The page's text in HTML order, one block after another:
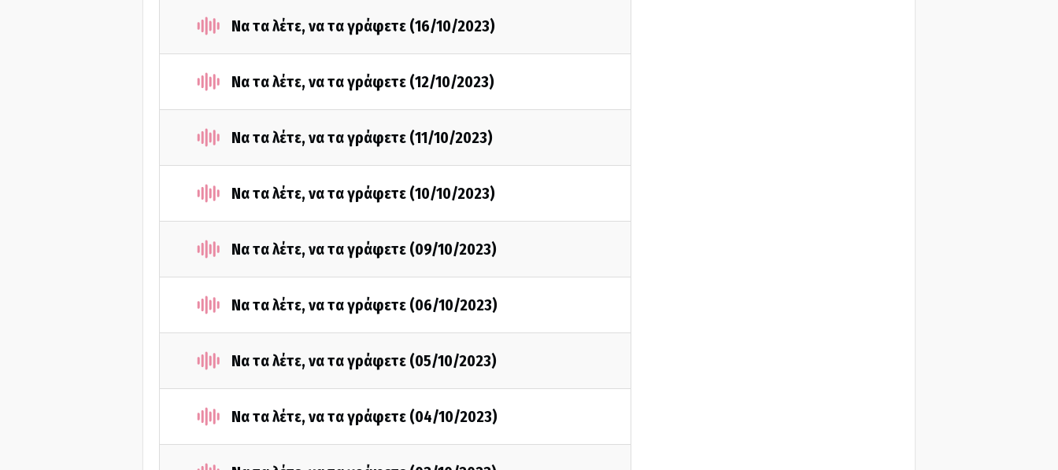
Να τα λέτε, να τα γράφετε (16/10/2023)
Να τα λέτε, να τα γράφετε (12/10/2023)
Να τα λέτε, να τα γράφετε (11/10/2023)
Να τα λέτε, να τα γράφετε (10/10/2023)
Να τα λέτε, να τα γράφετε (09/10/2023)
Να τα λέτε, να τα γράφετε (06/10/2023)
Να τα λέτε, να τα γράφετε (05/10/2023)
Να τα λέτε, να τα γράφετε (04/10/2023)